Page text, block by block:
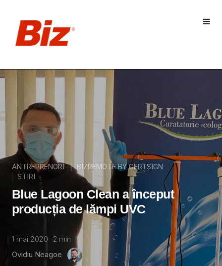
ANTREPRENORI
BIZREMOTE BY CERTSIGN
STIRI
Blue Lagoon Clean a început
producția de lămpi UVC
1 mai 2020 2 min
Ovidiu Neagoe